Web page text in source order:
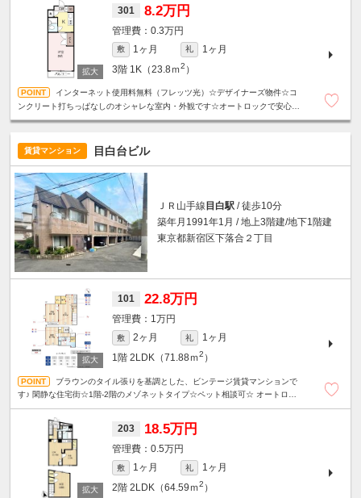
301 8.2万円
0.3万円
敷 1ヶ月 礼
1ヶ月
3階 1K（23.8ｍ2 ）
インターネット使用料無料（フレッツ光）☆デザイナーズ物件☆コ
ンクリート打ちっぱなしのオシャレな室内・外観です☆オートロックで安心☆
賃貸マンション 目白台ビル
ＪＲ山手線 目白駅 / 徒歩10分
築年月1991年1月 / 地上3階建/地下1階建
東京都新宿区下落合２丁目
101 22.8万円
1万円
敷 2ヶ月 礼
1ヶ月
1階 2LDK（71.88ｍ2 ）
ブラウンのタイル張りを基調とした、ビンテージ賃貸マンションで
す♪ 閑静な住宅街☆1階-2階のメゾネットタイプ☆ペット相談可☆ オートロッ
203 18.5万円
0.5万円
敷 1ヶ月 礼
1ヶ月
2階 2LDK（64.59ｍ2 ）